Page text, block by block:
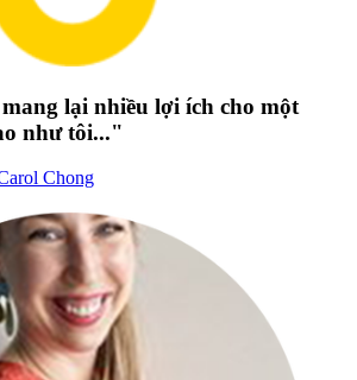
lại nhiều lợi ích cho một
như tôi..."
Chong